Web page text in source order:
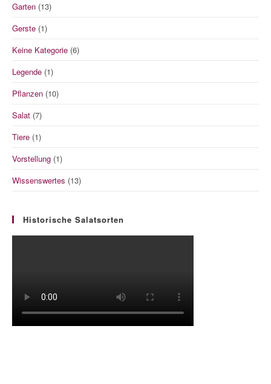
Garten (13)
Gerste (1)
Keine Kategorie (6)
Legende (1)
Pflanzen (10)
Salat (7)
Tiere (1)
Vorstellung (1)
Wissenswertes (13)
Historische Salatsorten